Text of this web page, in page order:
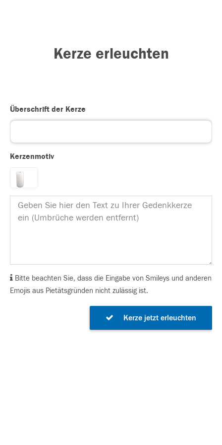
Kerze erleuchten
Überschrift der Kerze
Kerzenmotiv
Bitte beachten Sie, dass die Eingabe von Smileys und anderen
Emojis aus Pietätsgründen nicht zulässig ist.
Kerze jetzt erleuchten